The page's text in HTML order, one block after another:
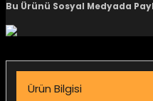
Bu Ürünü Sosyal Medyada
Ürün Bilgisi